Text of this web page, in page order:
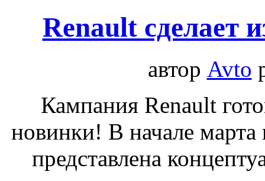
Renault сделает
автор Avto
Кампания Renault
новинки! В начале марта
представлена